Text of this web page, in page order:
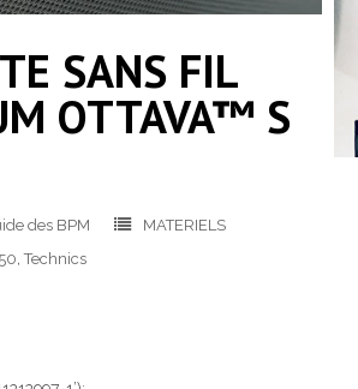
SANS FIL
OTTAVA™ S
des BPM
MATERIELS
,Technics